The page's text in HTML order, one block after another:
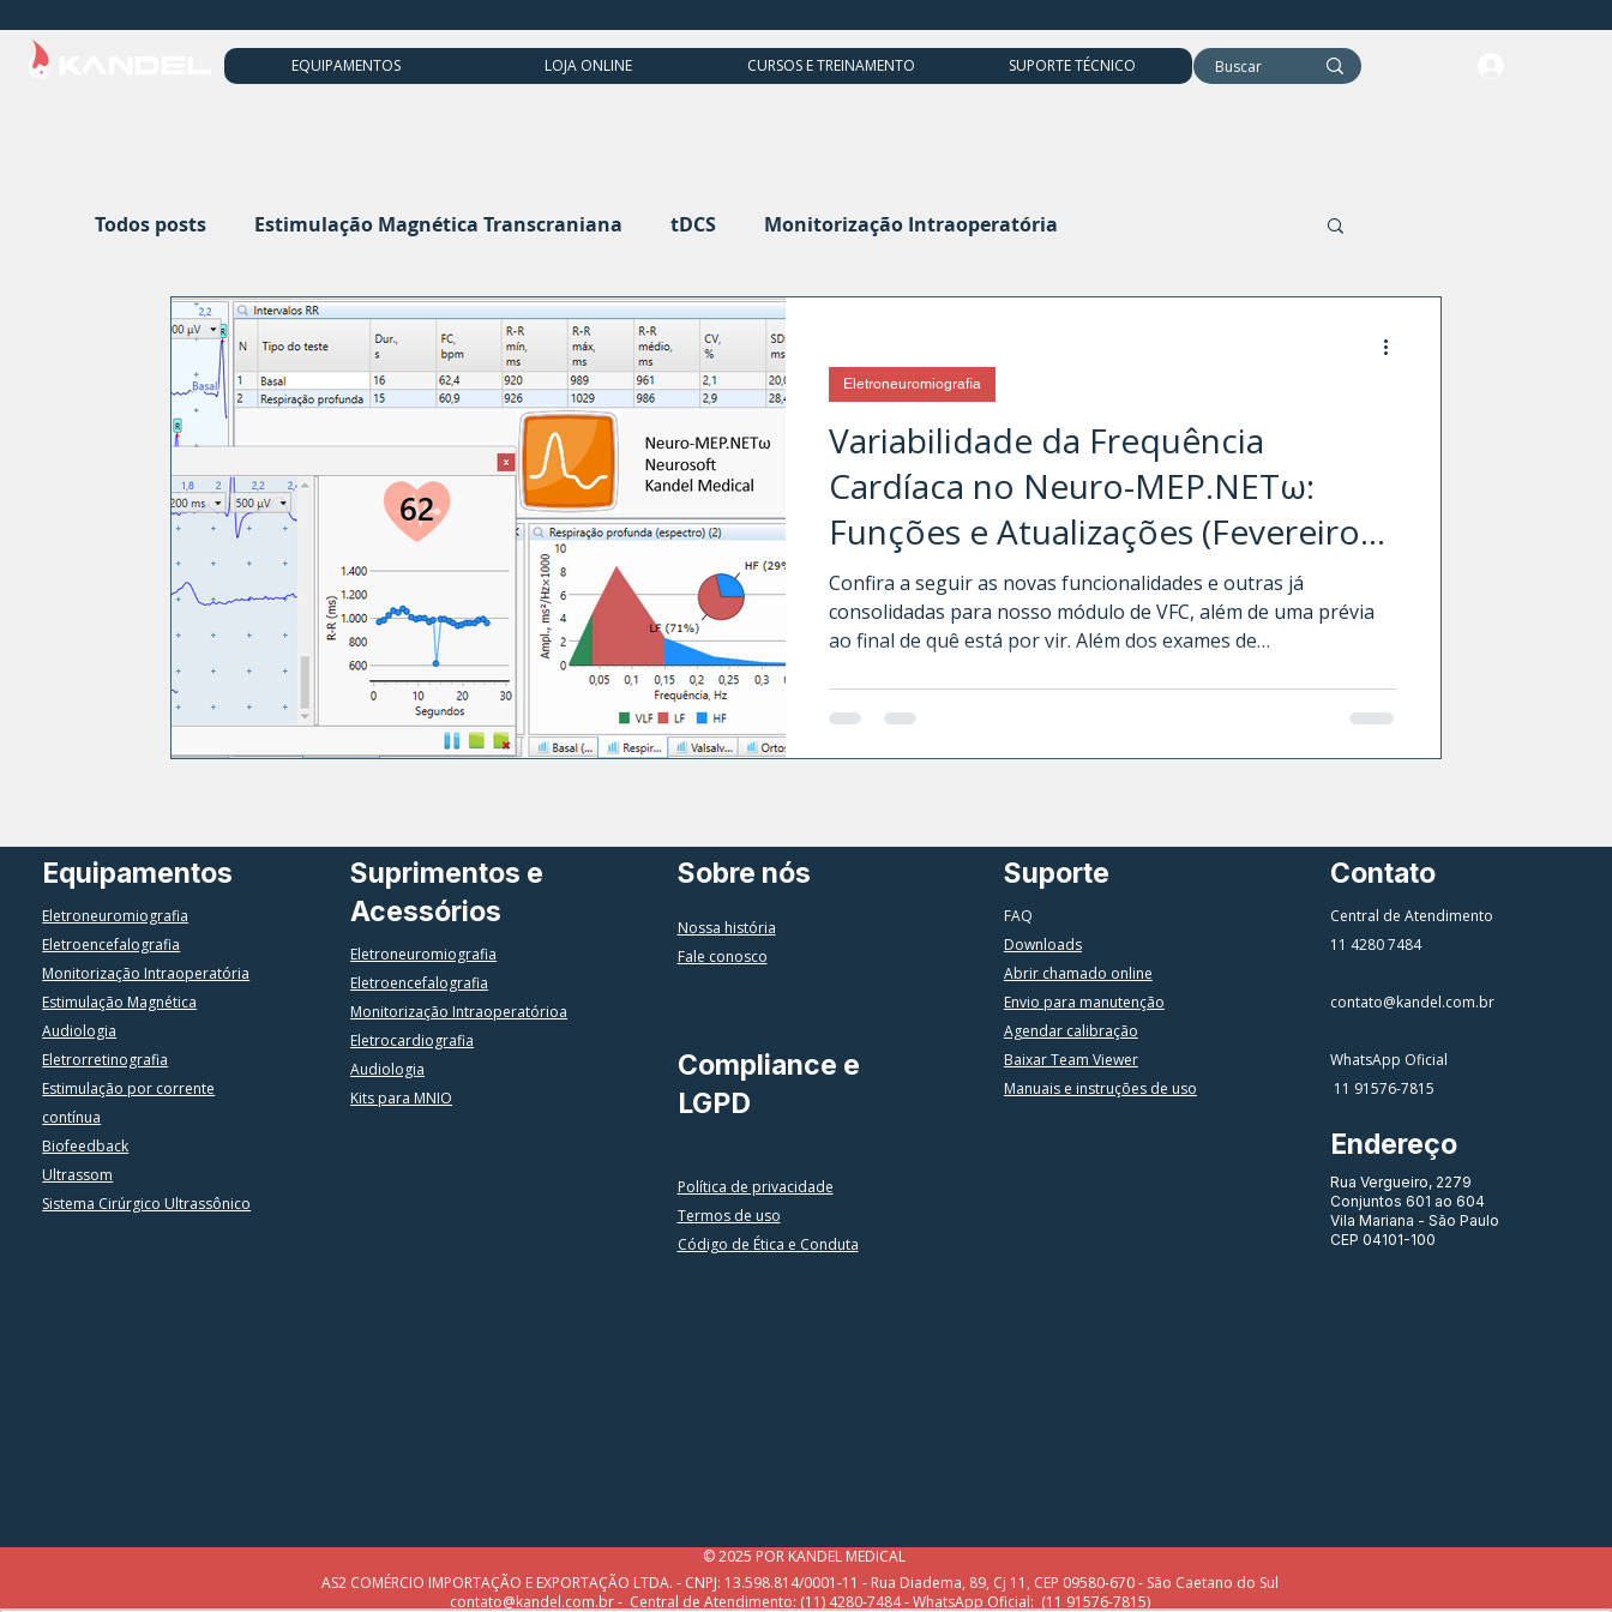
EQUIPAMENTOS LOJA ONLINE CURSOS E TREINAMENTO SUPORTE TÉCNICO
Todos posts Estimulação Magnética Transcraniana tDCS Monitorização Intraoperatória
Eletroneuromiografia Eletroencefalografia Potenciais Evocados Visuais
tACS Audiologia Neurofeedback Ultrassom Cabeça e Pescoço
Variabilidade da Frequência
Cardíaca no Neuro-MEP.NETω:
Funções e Atualizações (Fevereiro
2026)
Confira a seguir as novas funcionalidades e outras já
consolidadas para nosso módulo de VFC, além de uma prévia
ao final de quê está por vir. Além dos exames de
destaca na avaliação do Sistema Autonômico para
disautonomias através dos testes do Reflexo Cutâneo
Simpático e da Variabilidade da Frequência Cardíaca.
Eletroneuromiografia
Equipamentos
Eletroneuromiografia
Eletroencefalografia
Monitorização Intraoperatória
Estimulação Magnética
Audiologia
Eletrorretinografia
Estimulação por corrente
contínua
Biofeedback
Ultrassom
Sistema Cirúrgico Ultrassônico
Suprimentos e
Acessórios
Eletroneuromiografia
Eletroencefalografia
Monitorização Intraoperatórioa
Eletrocardiografia
Audiologia
Kits para MNIO
Sobre nós
Nossa história
Fale conosco
Política de privacidade
Termos de uso
Código de Ética e Conduta
Compliance e
LGPD
Suporte
FAQ
Downloads
Abrir chamado online
Envio para manutenção
Agendar calibração
Baixar Team Viewer
Manuais e instruções de uso
Contato
Central de Atendimento
11 4280 7484
contato@kandel.com.br
WhatsApp Oficial
11 91576-7815
Endereço
Rua Vergueiro, 2279
Conjuntos 601 ao 604
Vila Mariana - São Paulo
CEP 04101-100
© 2025 POR KANDEL MEDICAL
AS2 COMÉRCIO IMPORTAÇÃO E EXPORTAÇÃO LTDA. - CNPJ: 13.598.814/0001-11 - Rua Diadema, 89, Cj 11, CEP 09580-670 - São Caetano do Sul
contato@kandel.com.br - Central de Atendimento: (11) 4280-7484 -WhatsApp Oficial: (11 91576-7815)